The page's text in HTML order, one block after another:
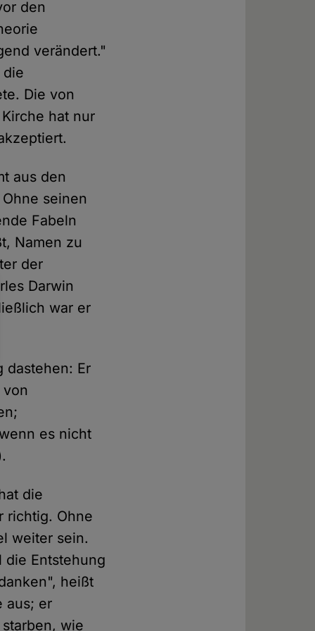
den
verändert."
die
Die von
hat nur
aus den
seinen
Fabeln
Namen zu
der
Darwin
war er
dastehen: Er
es nicht
die
richtig. Ohne
weiter sein.
Entstehung
heißt
aus; er
wie